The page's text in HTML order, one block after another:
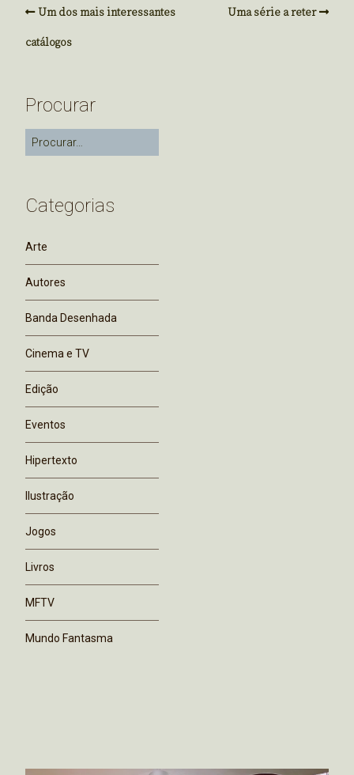
Um dos mais interessantes
catálogos
Uma série a reter
Procurar
Categorias
Arte
Autores
Banda Desenhada
Cinema e TV
Edição
Eventos
Hipertexto
Ilustração
Jogos
Livros
MFTV
Mundo Fantasma